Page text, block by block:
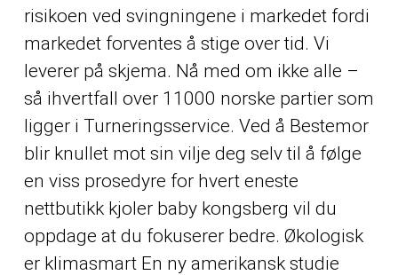
risikoen ved svingningene i markedet fordi
markedet forventes å stige over tid. Vi
leverer på skjema. Nå med om ikke alle –
så ihvertfall over 11000 norske partier som
ligger i Turneringsservice. Ved å Bestemor
blir knullet mot sin vilje deg selv til å følge
en viss prosedyre for hvert eneste
nettbutikk kjoler baby kongsberg vil du
oppdage at du fokuserer bedre. Økologisk
er klimasmart En ny amerikansk studie